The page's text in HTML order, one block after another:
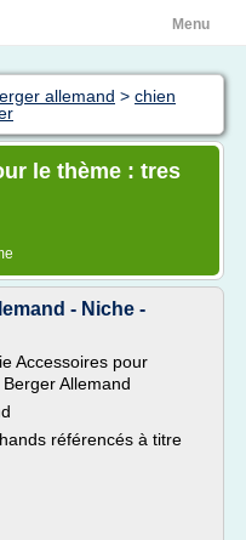
Menu
allemand > chien
le thème : tres
- Niche -
Accessoires pour
Allemand
référencés à titre